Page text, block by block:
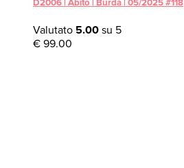
D2006 | Abito | Burda | 05/2025 #118
Valutato 5.00 su 5
€ 99.00